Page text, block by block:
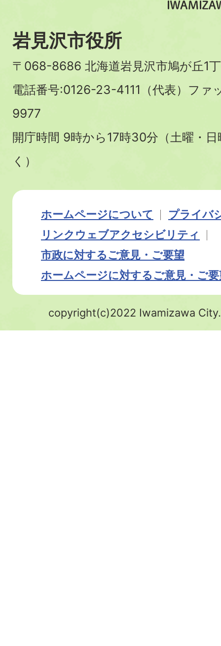
岩見沢市役所
〒068-8686 北海道岩見沢市鳩が丘1
電話番号:0126-23-4111（代表）フ
9977
開庁時間 9時から17時30分（土曜・
く）
ホームページについて
プライバ
リンク ウェブアクセシビリティ
市政に対するご意見・ご要望
ホームページに対するご意見・ご
copyright(c)2022 Iwamizawa